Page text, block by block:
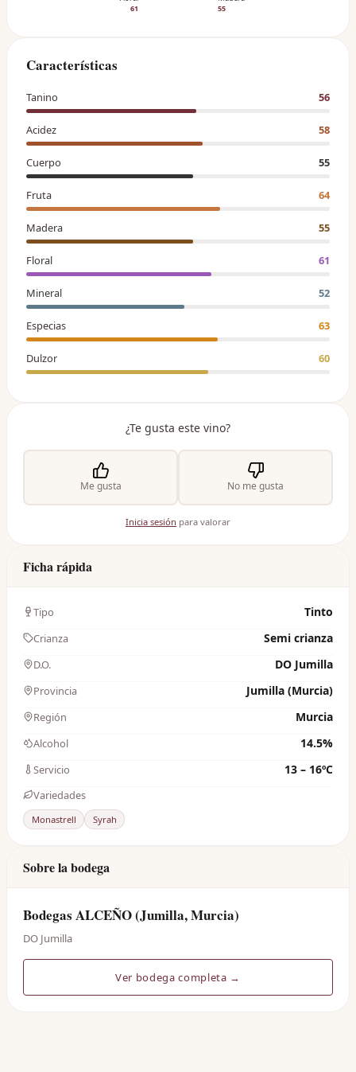
55
61
Características
Tanino 56
Acidez 58
Cuerpo 55
Fruta 64
Madera 55
Floral 61
Mineral 52
Especias 63
Dulzor 60
¿Te gusta este vino?
Me gusta No me gusta
Inicia sesión para valorar
Ficha rápida
Tipo Tinto
Crianza Semi crianza
D.O. DO Jumilla
Provincia Jumilla (Murcia)
Región Murcia
Alcohol 14.5%
Servicio 13 – 16ºC
Variedades
Monastrell Syrah
Sobre la bodega
Bodegas ALCEÑO (Jumilla, Murcia)
DO Jumilla
Ver bodega completa →